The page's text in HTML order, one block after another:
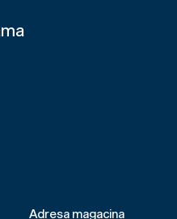
Adresa magacina